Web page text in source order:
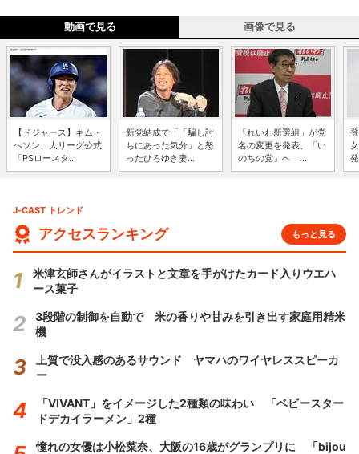
動画で見る 画像で見る
【ドジャース】キム・
ヘソン、大リーグ公式
「PSロースタ...
新党結成で「「騙し討
ちにあった気分」と怒
ったひろゆき妻...
「れいわ新選組」が党
名の変更を発表、「い
のちの党」へ ...
J-CAST トレンド
アクセスランキング もっと見る
米津玄師さんがイラストと文章を手がけたカード入りウエハ
ース菓子
3段階の制御を自動で 米の香りや甘みを引き出す家庭用精米
機
上質で没入感のあるサウンド ヤマハのワイヤレススピーカ
ー
「VIVANT」をイメージした2種類の味わい 「ベビースター
ドデカイラーメン」2種
憧れの女優は小松菜奈、大阪の16歳がグランプリに 「bijou